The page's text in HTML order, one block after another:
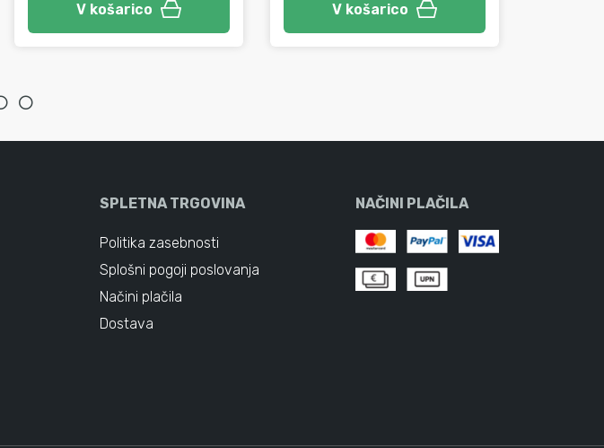
V košarico V košarico
SPLETNA TRGOVINA
Politika zasebnosti
Splošni pogoji poslovanja
Načini plačila
Dostava
NAČINI PLAČILA